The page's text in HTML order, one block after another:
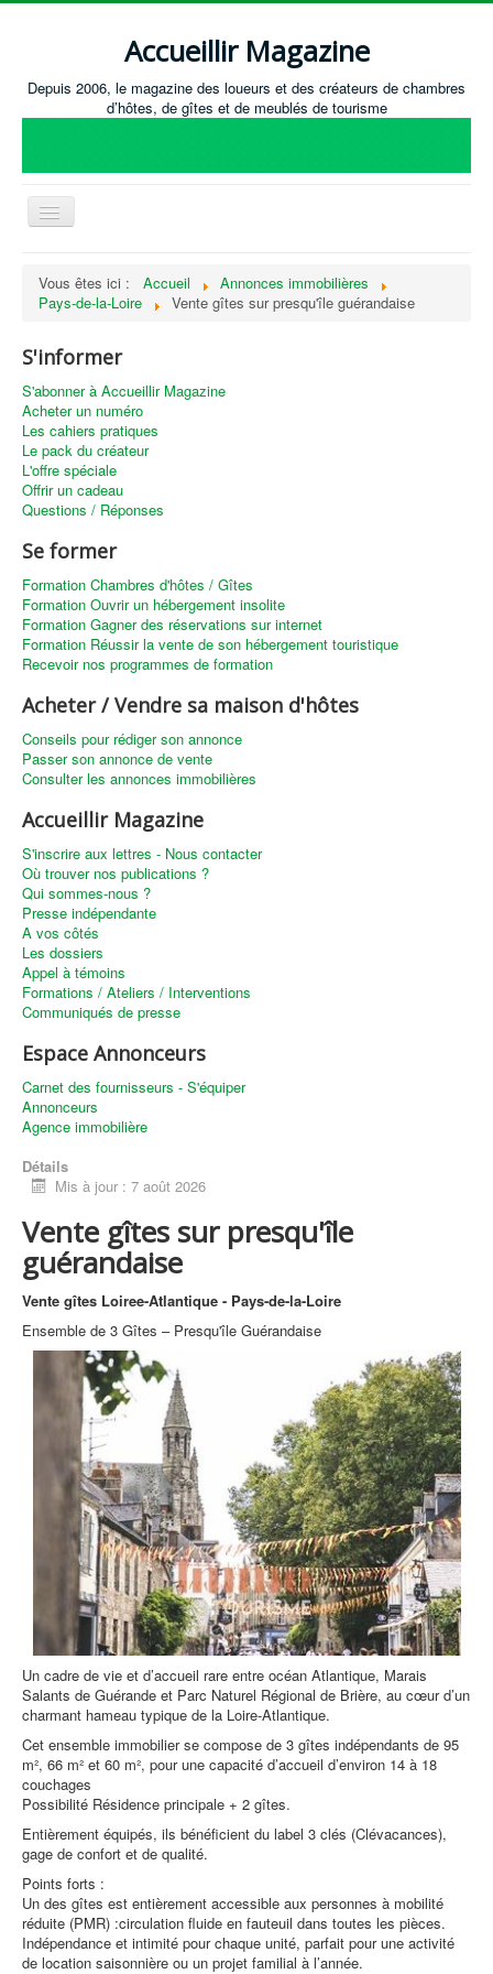
Accueillir Magazine
Depuis 2006, le magazine des loueurs et des créateurs de chambres
d’hôtes, de gîtes et de meublés de tourisme
Basculer
Créer / Ouvrir
Annonces immobilières
Recevoir les annonces immobilières / Nous contacter
Vous êtes ici : Accueil
Annonces immobilières
Pays-de-la-Loire
Vente gîtes sur presqu'île guérandaise
S'informer
S'abonner à Accueillir Magazine
Acheter un numéro
Les cahiers pratiques
Le pack du créateur
L'offre spéciale
Offrir un cadeau
Questions / Réponses
Se former
Formation Chambres d'hôtes / Gîtes
Formation Ouvrir un hébergement insolite
Formation Gagner des réservations sur internet
Formation Réussir la vente de son hébergement touristique
Recevoir nos programmes de formation
Acheter / Vendre sa maison d'hôtes
Conseils pour rédiger son annonce
Passer son annonce de vente
Consulter les annonces immobilières
Accueillir Magazine
S'inscrire aux lettres - Nous contacter
Où trouver nos publications ?
Qui sommes-nous ?
Presse indépendante
A vos côtés
Les dossiers
Appel à témoins
Formations / Ateliers / Interventions
Communiqués de presse
Espace Annonceurs
Carnet des fournisseurs - S'équiper
Annonceurs
Agence immobilière
Détails
Mis à jour : 7 août 2026
Vente gîtes sur presqu'île
guérandaise
Vente gîtes Loiree-Atlantique - Pays-de-la-Loire
Ensemble de 3 Gîtes – Presqu'île Guérandaise
Un cadre de vie et d’accueil rare entre océan Atlantique, Marais
Salants de Guérande et Parc Naturel Régional de Brière, au cœur d’un
charmant hameau typique de la Loire-Atlantique.
Cet ensemble immobilier se compose de 3 gîtes indépendants de 95
m², 66 m² et 60 m², pour une capacité d’accueil d’environ 14 à 18
couchages
Possibilité Résidence principale + 2 gîtes.
Entièrement équipés, ils bénéficient du label 3 clés (Clévacances),
gage de confort et de qualité.
Points forts :
Un des gîtes est entièrement accessible aux personnes à mobilité
réduite (PMR) :circulation fluide en fauteuil dans toutes les pièces.
Indépendance et intimité pour chaque unité, parfait pour une activité
de location saisonnière ou un projet familial à l’année.